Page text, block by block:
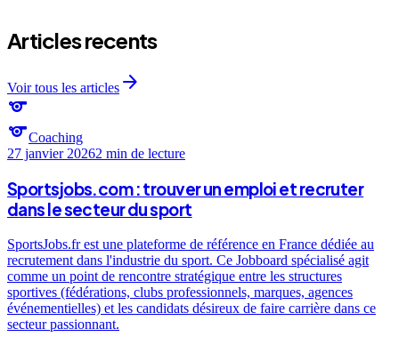
Articles recents
Voir tous les articles arrow_forward
sports
sportsCoaching
27 janvier 20262 min de lecture
Sportsjobs.com : trouver un emploi et recruter
dans le secteur du sport
SportsJobs.fr est une plateforme de référence en France dédiée au
recrutement dans l'industrie du sport. Ce Jobboard spécialisé agit
comme un point de rencontre stratégique entre les structures
sportives (fédérations, clubs professionnels, marques, agences
événementielles) et les candidats désireux de faire carrière dans ce
secteur passionnant.